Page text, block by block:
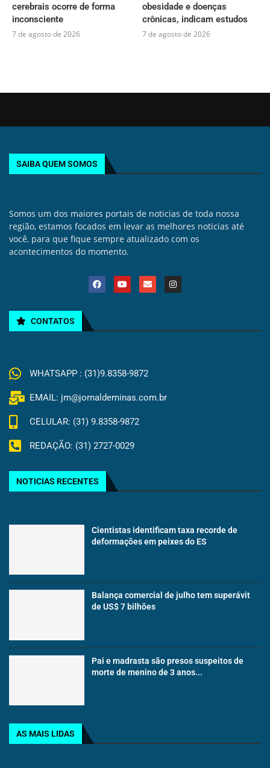
cerebrais ocorre de forma
inconsciente
7 de agosto de 2026
obesidade e doenças
crônicas, indicam estudos
7 de agosto de 2026
SAIBA QUEM SOMOS
Somos um dos maiores portais de noticias de toda nossa
região, estamos focados em levar as melhores noticias até
você, para que fique sempre atualizado com os
acontecimentos do momento.
CONTATOS
WHATSAPP : (31)9.8358-9872
EMAIL: jm@jornaldeminas.com.br
CELULAR: (31) 9.8358-9872
REDAÇÃO: (31) 2727-0029
NOTICIAS RECENTES
Cientistas identificam taxa recorde de
deformações em peixes do ES
Balança comercial de julho tem superávit
de US$ 7 bilhões
Pai e madrasta são presos suspeitos de
morte de menino de 3 anos...
AS MAIS LIDAS